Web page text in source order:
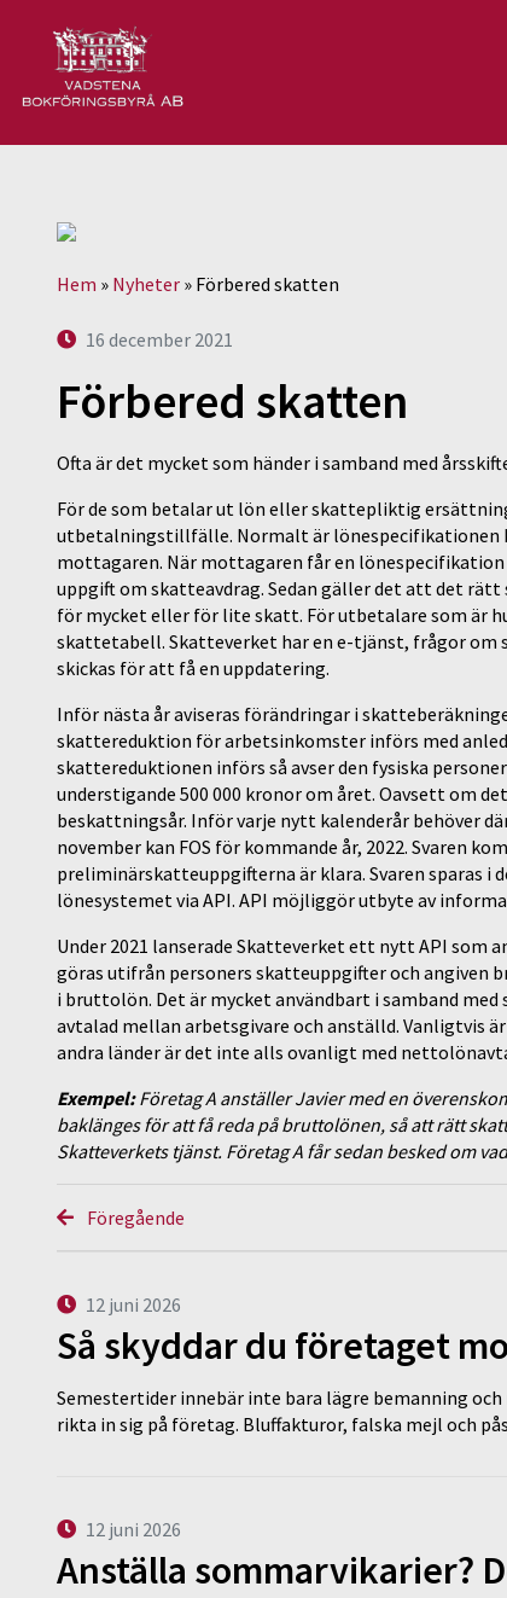
Hem » Nyheter » Förbered skatten
16 december 2021
Förbered skatten
Ofta är det mycket som händer i samband med
För de som betalar ut lön eller skattepliktig
utbetalningstillfälle. Normalt är
mottagaren. När mottagaren får en
uppgift om skatteavdrag. Sedan gäller det att det
för mycket eller för lite skatt. För utbetalare som är
skattetabell. Skatteverket har en e-tjänst, frågor om
skickas för att få en uppdatering.
Inför nästa år aviseras förändringar i
skattereduktion för arbetsinkomster införs med
skattereduktionen införs så avser den fysiska
understigande 500 000 kronor om året. Oavsett om
beskattningsår. Inför varje nytt kalenderår behöver
november kan FOS för kommande år, 2022. Svaren
preliminärskatteuppgifterna är klara. Svaren sparas i
lönesystemet via API. API möjliggör utbyte av
Under 2021 lanserade Skatteverket ett nytt API som
göras utifrån personers skatteuppgifter och angiven
i bruttolön. Det är mycket användbart i samband
avtalad mellan arbetsgivare och anställd. Vanligtvis
andra länder är det inte alls ovanligt med
Exempel:Företag A anställer Javier med en
baklänges för att få reda på bruttolönen, så att rätt
Skatteverkets tjänst. Företag A får sedan besked om
Föregående
12 juni 2026
Så skyddar du företaget
Semestertider innebär inte bara lägre bemanning och
rikta in sig på företag. Bluffakturor, falska mejl och
12 juni 2026
Anställa sommarvikarier?